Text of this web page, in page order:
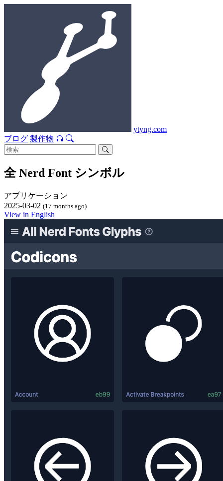
ytyng.com
ブログ 製作物
全 Nerd Font シンボル
アプリケーション
2025-03-02 (17 months ago)
View in English